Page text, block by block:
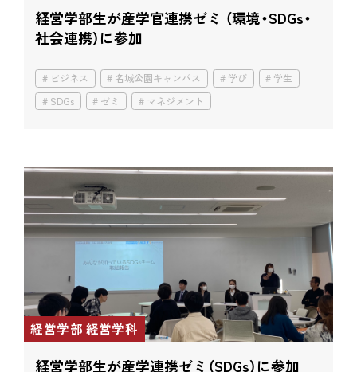
経営学部生が産学官連携ゼミ （環境・SDGs・
社会連携）に参加
ビジネス 名城公園キャンパス 学び
学生
SDGs
ゼミ マネジメント
経営学部 経営学科
経営学部生が産学連携ゼミ（SDGs）に参加